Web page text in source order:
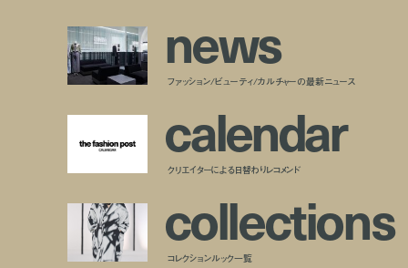
news
ファッション/ビューティ/カルチャーの最新ニュース
calendar
クリエイターによる日替わりレコメンド
collections
コレクションルック一覧